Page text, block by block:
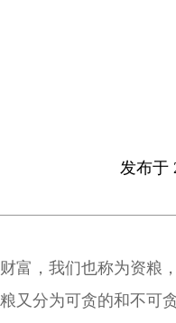
发布于
财富，我们也称为资粮
粮又分为可贪的和不可